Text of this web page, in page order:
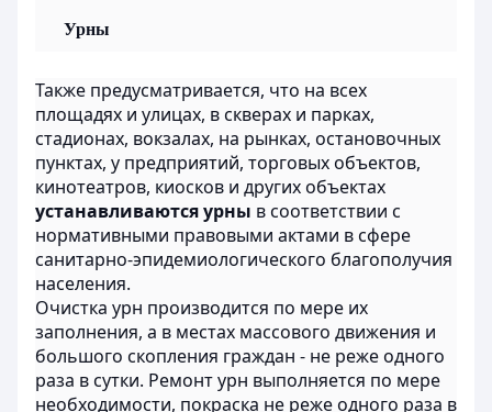
Урны
Также предусматривается, что на всех
площадях и улицах, в скверах и парках,
стадионах, вокзалах, на рынках, остановочных
пунктах, у предприятий, торговых объектов,
кинотеатров, киосков и других объектах
устанавливаются урны в соответствии с
нормативными правовыми актами в сфере
санитарно-эпидемиологического благополучия
населения.
Очистка урн производится по мере их
заполнения, а в местах массового движения и
большого скопления граждан - не реже одного
раза в сутки. Ремонт урн выполняется по мере
необходимости, покраска не реже одного раза в